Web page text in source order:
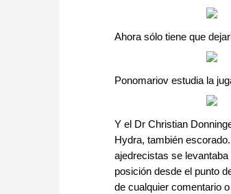
Ahora sólo tiene que
Ponomariov estudia la
Y el Dr Christian
Hydra, también
ajedrecistas se
posición desde el punto
de cualquier comentario